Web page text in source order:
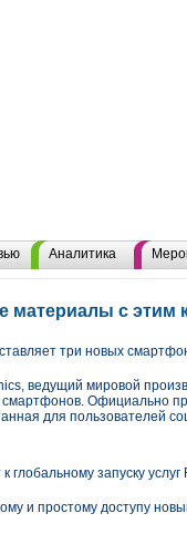
Аналитика
материалы с
три новых
ведущий мировой
смартфонов. Официально
для пользователей
к глобальному запуску
и простому доступу